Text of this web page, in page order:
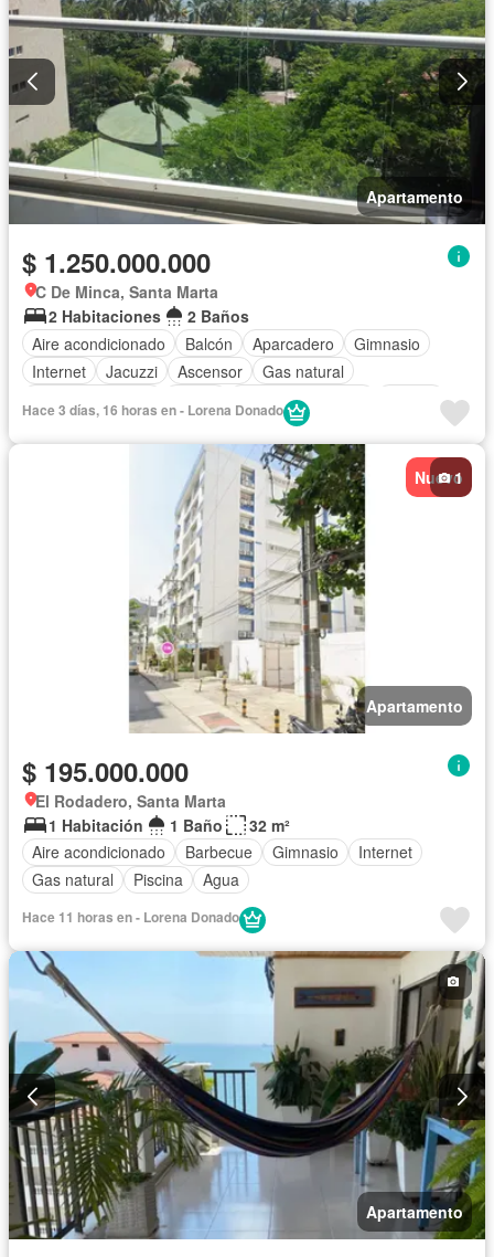
Apartamento
$ 1.250.000.000
C De Minca, Santa Marta
2 Habitaciones
2 Baños
Aire acondicionado
Balcón Aparcadero
Gimnasio
Internet
Jacuzzi Ascensor
Gas natural
Seguridad privada
Hace 3 días, 16 horas en - Lorena Donado
Nuevo
Apartamento
1
$ 195.000.000
El Rodadero, Santa Marta
1 Habitación
1 Baño
32 m²
Aire acondicionado
Barbecue Gimnasio
Internet
Gas natural
Piscina Agua
Hace 11 horas en - Lorena Donado
Apartamento